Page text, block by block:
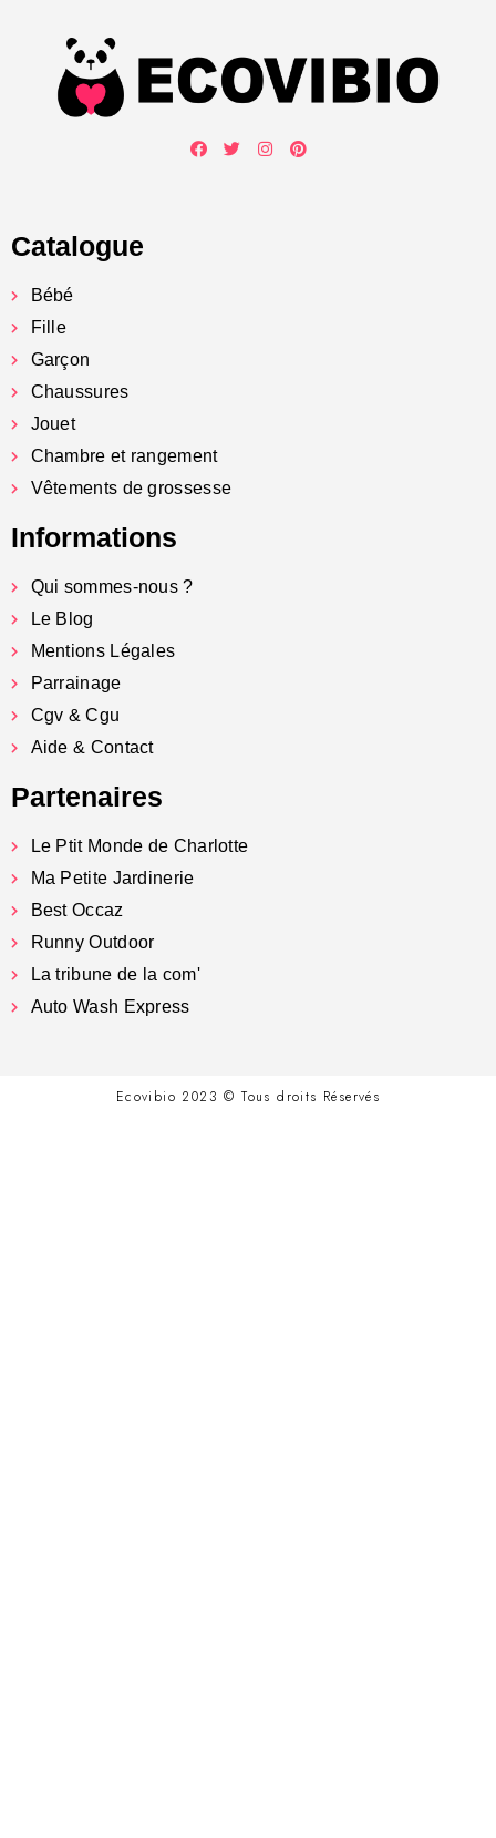
Catalogue
Bébé
Fille
Garçon
Chaussures
Jouet
Chambre et rangement
Vêtements de grossesse
Informations
Qui sommes-nous ?
Le Blog
Mentions Légales
Parrainage
Cgv & Cgu
Aide & Contact
Partenaires
Le Ptit Monde de Charlotte
Ma Petite Jardinerie
Best Occaz
Runny Outdoor
La tribune de la com'
Auto Wash Express
Ecovibio 2023 © Tous droits Réservés